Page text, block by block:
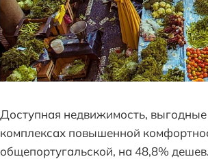
Доступная недвижимость,
комплексах повышенной
общепортугальской, на 48,8%